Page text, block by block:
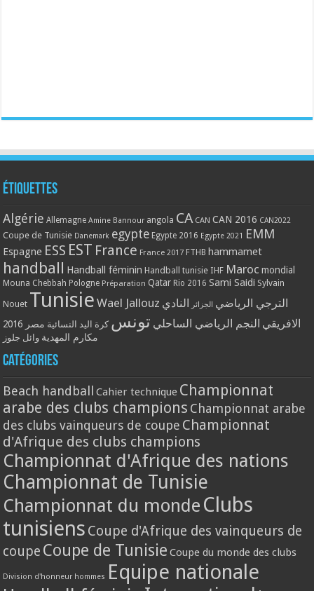
Étiquettes
Algérie Allemagne Amine Bannour angola CA CAN CAN 2016 CAN2022
Coupe de Tunisie Danemark egypte Egypte 2016 Egypte 2021 EMM
Espagne ESS EST France France 2017 FTHB hammamet
handball Handball féminin Handball tunisie IHF Maroc mondial
Mouna Chebbah Pologne Préparation Qatar Rio 2016 Sami Saidi Sylvain
Nouet Tunisie Wael Jallouz الترجي الرياضي الجزائر النادي
الافريقي النجم الرياضي الساحلي تونس كرة اليد النسائية مصر 2016
مكارم المهدية وائل جلوز
Catégories
Beach handball Cahier technique Championnat
arabe des clubs champions Championnat arabe
des clubs vainqueurs de coupe Championnat
d'Afrique des clubs champions
Championnat d'Afrique des nations
Championnat de Tunisie
Championnat du monde Clubs
tunisiens Coupe d'Afrique des vainqueurs de
coupe Coupe de Tunisie Coupe du monde des clubs
Division d'honneur hommes Equipe nationale